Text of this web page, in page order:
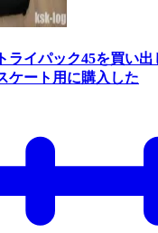
ライパック45を買い出
ケート用に購入した